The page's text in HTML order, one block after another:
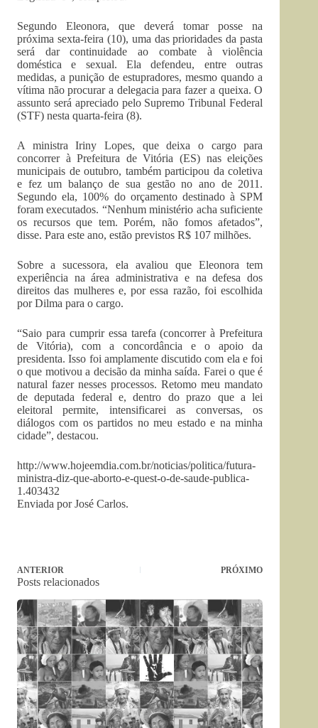
Segundo Eleonora, que deverá tomar posse na
próxima sexta-feira (10), uma das prioridades da pasta
será dar continuidade ao combate à violência
doméstica e sexual. Ela defendeu, entre outras
medidas, a punição de estupradores, mesmo quando a
vítima não procurar a delegacia para fazer a queixa. O
assunto será apreciado pelo Supremo Tribunal Federal
(STF) nesta quarta-feira (8).
A ministra Iriny Lopes, que deixa o cargo para
concorrer à Prefeitura de Vitória (ES) nas eleições
municipais de outubro, também participou da coletiva
e fez um balanço de sua gestão no ano de 2011.
Segundo ela, 100% do orçamento destinado à SPM
foram executados. “Nenhum ministério acha suficiente
os recursos que tem. Porém, não fomos afetados”,
disse. Para este ano, estão previstos R$ 107 milhões.
Sobre a sucessora, ela avaliou que Eleonora tem
experiência na área administrativa e na defesa dos
direitos das mulheres e, por essa razão, foi escolhida
por Dilma para o cargo.
“Saio para cumprir essa tarefa (concorrer à Prefeitura
de Vitória), com a concordância e o apoio da
presidenta. Isso foi amplamente discutido com ela e foi
o que motivou a decisão da minha saída. Farei o que é
natural fazer nesses processos. Retomo meu mandato
de deputada federal e, dentro do prazo que a lei
eleitoral permite, intensificarei as conversas, os
diálogos com os partidos no meu estado e na minha
cidade”, destacou.
http://www.hojeemdia.com.br/noticias/politica/futura-
ministra-diz-que-aborto-e-quest-o-de-saude-publica-
1.403432
Enviada por José Carlos.
ANTERIOR PRÓXIMO
Posts relacionados